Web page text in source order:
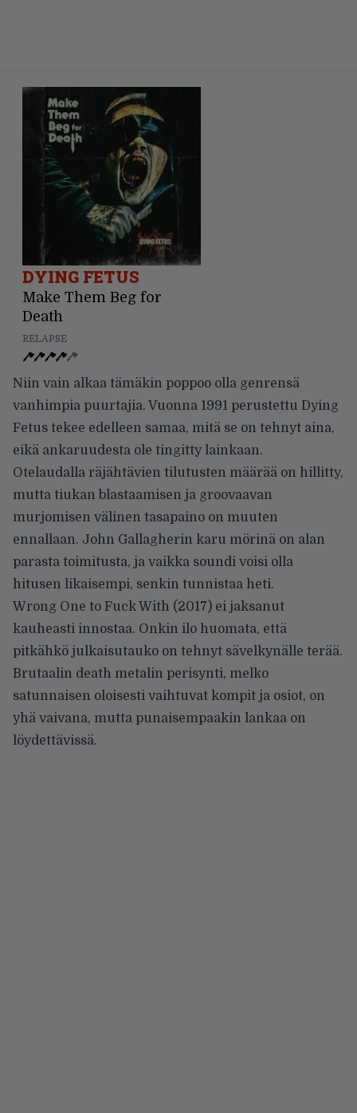
DYING FETUS
Make Them Beg for
Death
RELAPSE
Niin vain alkaa tämäkin poppoo olla genrensä
vanhimpia puurtajia. Vuonna 1991 perustettu Dying
Fetus tekee edelleen samaa, mitä se on tehnyt aina,
eikä ankaruudesta ole tingitty lainkaan.
Otelaudalla räjähtävien tilutusten määrää on hillitty,
mutta tiukan blastaamisen ja groovaavan
murjomisen välinen tasapaino on muuten
ennallaan. John Gallagherin karu mörinä on alan
parasta toimitusta, ja vaikka soundi voisi olla
hitusen likaisempi, senkin tunnistaa heti.
Wrong One to Fuck With (2017) ei jaksanut
kauheasti innostaa. Onkin ilo huomata, että
pitkähkö julkaisutauko on tehnyt sävelkynälle terää.
Brutaalin death metalin perisynti, melko
satunnaisen oloisesti vaihtuvat kompit ja osiot, on
yhä vaivana, mutta punaisempaakin lankaa on
löydettävissä.